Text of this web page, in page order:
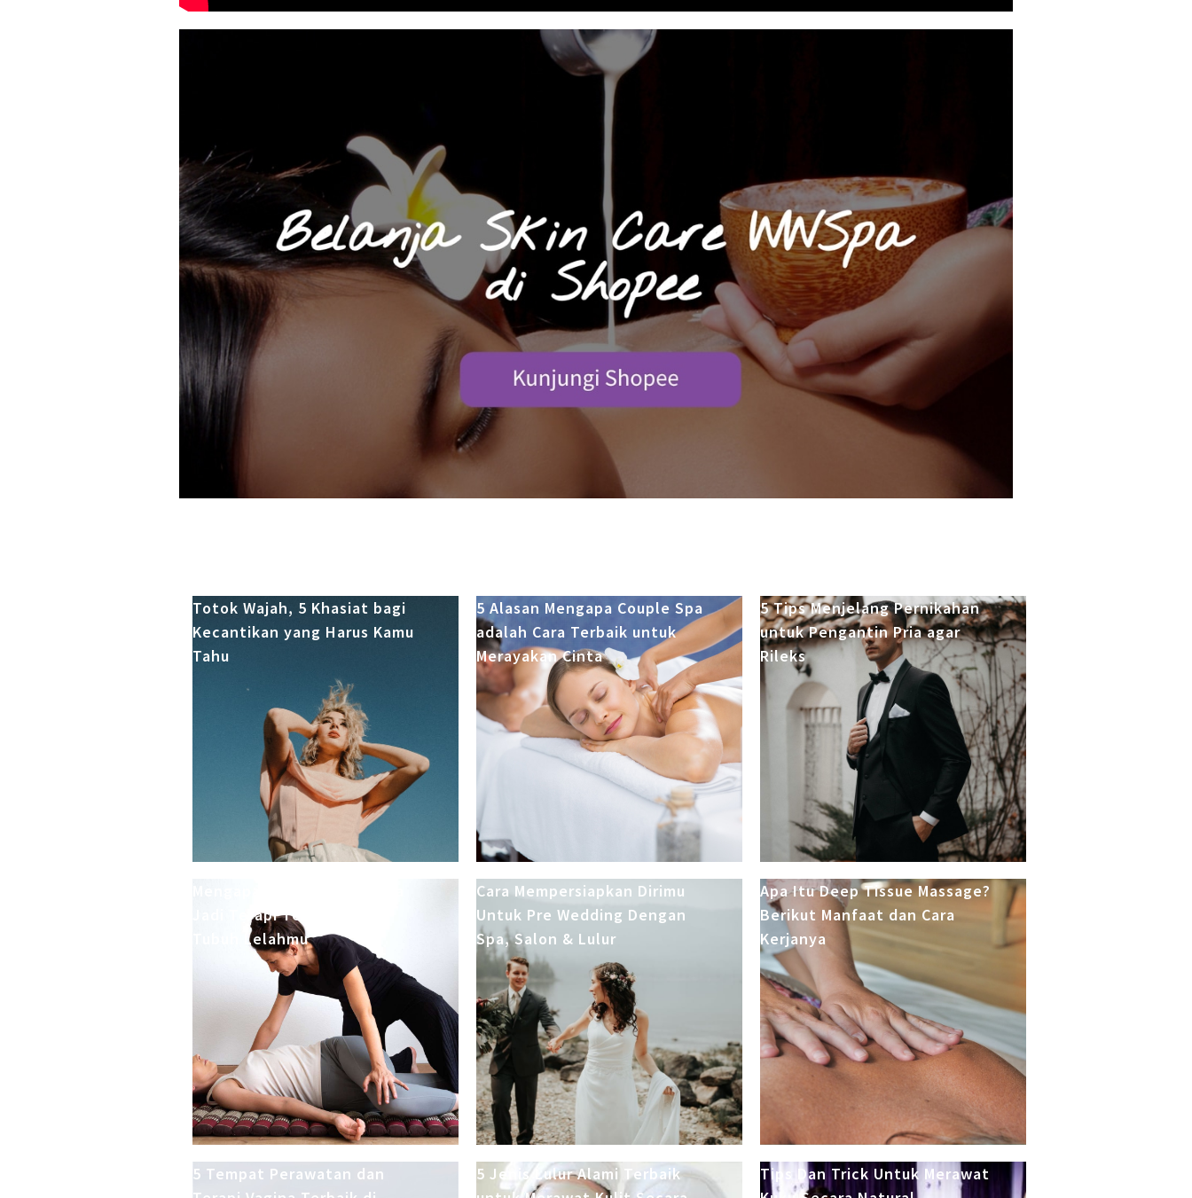
Totok Wajah, 5 Khasiat bagi
Kecantikan yang Harus Kamu
Tahu
5 Alasan Mengapa Couple Spa
adalah Cara Terbaik untuk
Merayakan Cinta
5 Tips Menjelang Pernikahan
untuk Pengantin Pria agar
Rileks
Jadi Terapi Terbaik untuk
Tubuh Lelahmu
Cara Mempersiapkan Dirimu
Untuk Pre Wedding Dengan
Spa, Salon & Lulur
Apa Itu Deep Tissue Massage?
Berikut Manfaat dan Cara
Kerjanya
5 Tempat Perawatan dan
5 Jenis Lulur Alami Terbaik
Tips Dan Trick Untuk Merawat